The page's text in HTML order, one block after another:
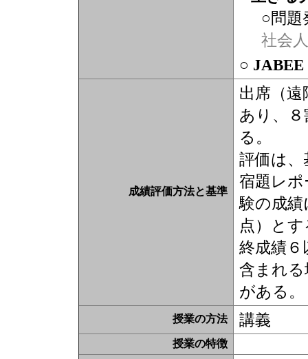
○問題
社会
○
成績評価方法と基準
出席（
あり、
る。
評価は、
宿題レ
験の成績
点）と
終成績６
含まれる
がある。
授業の方法 講義
授業の特徴